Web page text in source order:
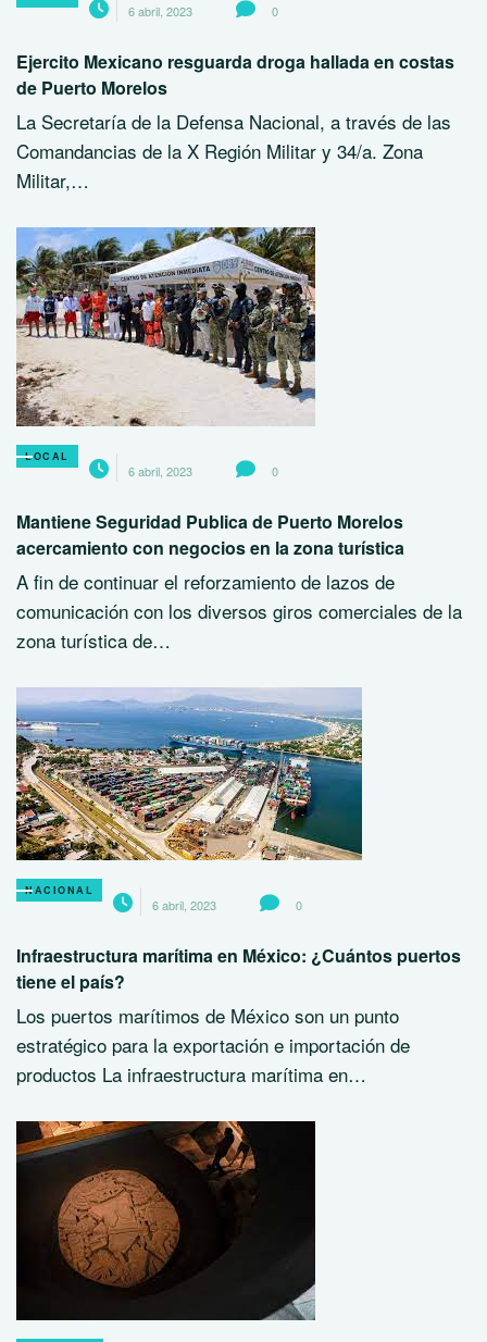
6 abril, 2023 0
Ejercito Mexicano resguarda droga hallada en costas
de Puerto Morelos
La Secretaría de la Defensa Nacional, a través de las
Comandancias de la X Región Militar y 34/a. Zona
Militar,…
LOCAL
6 abril, 2023 0
Mantiene Seguridad Publica de Puerto Morelos
acercamiento con negocios en la zona turística
A fin de continuar el reforzamiento de lazos de
comunicación con los diversos giros comerciales de la
zona turística de…
NACIONAL
6 abril, 2023 0
Infraestructura marítima en México: ¿Cuántos puertos
tiene el país?
Los puertos marítimos de México son un punto
estratégico para la exportación e importación de
productos La infraestructura marítima en…